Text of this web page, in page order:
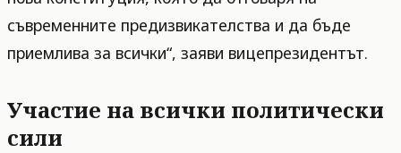
съвременните предизвикателства и да бъде
приемлива за всички“, заяви вицепрезидентът.
Участие на всички политически
сили